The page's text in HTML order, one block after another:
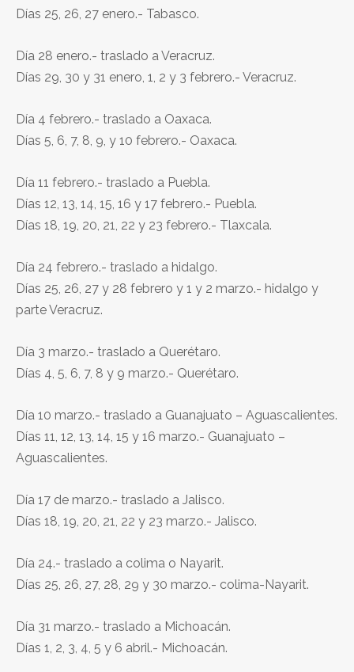
Días 25, 26, 27 enero.- Tabasco.
Día 28 enero.- traslado a Veracruz.
Días 29, 30 y 31 enero, 1, 2 y 3 febrero.- Veracruz.
Día 4 febrero.- traslado a Oaxaca.
Días 5, 6, 7, 8, 9, y 10 febrero.- Oaxaca.
Día 11 febrero.- traslado a Puebla.
Días 12, 13, 14, 15, 16 y 17 febrero.- Puebla.
Días 18, 19, 20, 21, 22 y 23 febrero.- Tlaxcala.
Día 24 febrero.- traslado a hidalgo.
Días 25, 26, 27 y 28 febrero y 1 y 2 marzo.- hidalgo y
parte Veracruz.
Día 3 marzo.- traslado a Querétaro.
Días 4, 5, 6, 7, 8 y 9 marzo.- Querétaro.
Día 10 marzo.- traslado a Guanajuato – Aguascalientes.
Días 11, 12, 13, 14, 15 y 16 marzo.- Guanajuato –
Aguascalientes.
Día 17 de marzo.- traslado a Jalisco.
Días 18, 19, 20, 21, 22 y 23 marzo.- Jalisco.
Día 24.- traslado a colima o Nayarit.
Días 25, 26, 27, 28, 29 y 30 marzo.- colima-Nayarit.
Día 31 marzo.- traslado a Michoacán.
Días 1, 2, 3, 4, 5 y 6 abril.- Michoacán.